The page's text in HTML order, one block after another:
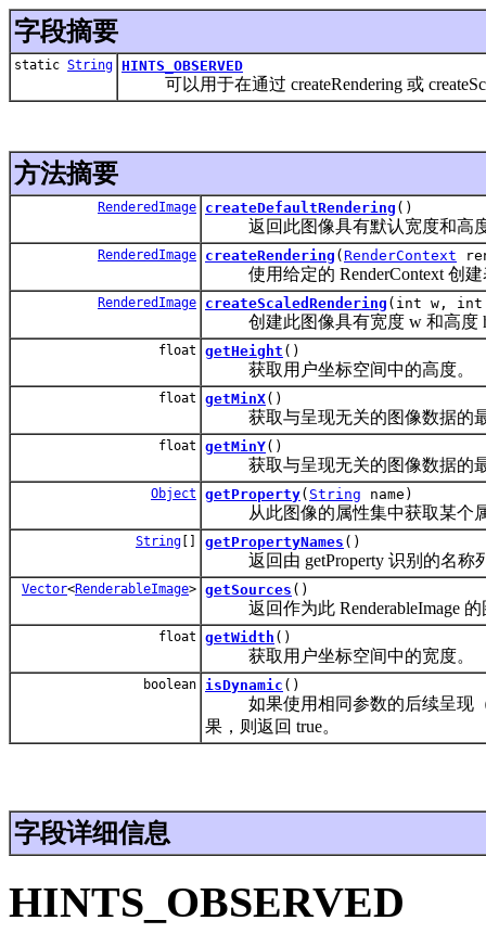
字段摘要
static String HINTS_OBSERVED
可以用于在通过 createRendering 或
方法摘要
RenderedImage createDefaultRendering ()
返回此图像具有默认宽度和高度
RenderedImage createRendering ( RenderContext
使用给定的 RenderContext 创建
RenderedImage createScaledRendering (int w,
创建此图像具有宽度 w 和高度 h
float getHeight ()
获取用户坐标空间中的高度。
float getMinX()
获取与呈现无关的图像数据的
float getMinY()
获取与呈现无关的图像数据的
Object getProperty( String name)
从此图像的属性集中获取某个
String [] getPropertyNames ()
返回由 getProperty 识别的名称
Vector<RenderableImage> getSources ()
返回作为此 RenderableImage 的
float getWidth ()
获取用户坐标空间中的宽度。
boolean isDynamic ()
如果使用相同参数的后续呈现（即
果，则返回 true。
字段详细信息
HINTS_OBSERVED